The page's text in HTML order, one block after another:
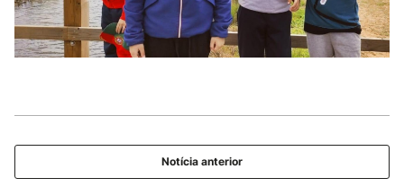
Notícia anterior